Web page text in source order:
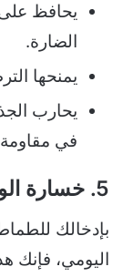
يحافظ
الضارة.
يمنحها
يحارب
في مقاومة
5. خسارة الوزن
بإدخالك
اليومي، فإنك